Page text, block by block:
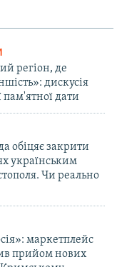
регіон, де
дискусія
пам'ятної дати
обіцяє закрити
українським
Чи реально
маркетплейс
прийом нових